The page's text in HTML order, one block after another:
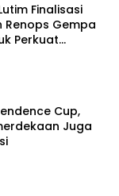
Finalisasi
Renops Gempa
Perkuat
Cup,
Juga